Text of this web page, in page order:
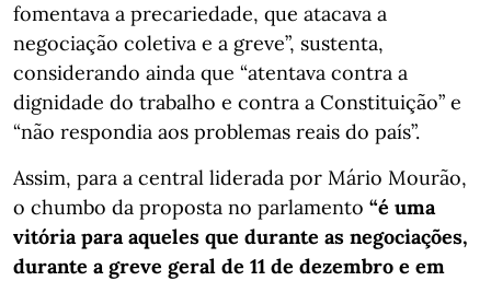
fomentava a precariedade, que atacava a
negociação coletiva e a greve”, sustenta,
considerando ainda que “atentava contra a
dignidade do trabalho e contra a Constituição” e
“não respondia aos problemas reais do país”.
Assim, para a central liderada por Mário Mourão,
o chumbo da proposta no parlamento “é uma
vitória para aqueles que durante as negociações,
durante a greve geral de 11 de dezembro e em